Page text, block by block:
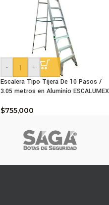
-
+
Escalera Tipo Tijera De 10 Pasos /
3.05 metros en Aluminio ESCALUMEX
$755,000